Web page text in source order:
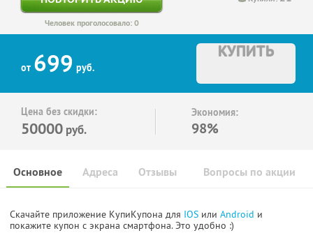
Человек проголосовало: 0
от 699 руб.
КУПИТЬ
Цена без скидки:
50000 руб.
Экономия:
98%
Основное Отзывы Вопросы по акции
Адреса
Скачайте приложение КупиКупона для IOS или Android и
покажите купон с экрана смартфона. Это удобно :)